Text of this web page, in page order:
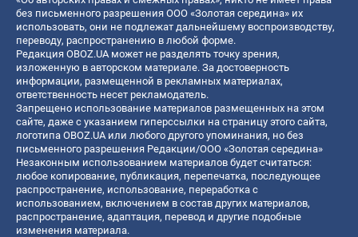
без письменного разрешения ООО «Золотая середина» их
использовать, они не подлежат дальнейшему воспроизводству,
переводу, распространению в любой форме.
Редакция OBOZ.UA может не разделять точку зрения,
изложенную в авторском материале. За достоверность
информации, размещенной в рекламных материалах,
ответственность несет рекламодатель.
Запрещено использование материалов размещенных на этом
сайте, даже с указанием гиперссылки на страницу этого сайта,
логотипа OBOZ.UA или любого другого упоминания, но без
письменного разрешения Редакции/ООО «Золотая середина»
Незаконным использованием материалов будет считаться:
любое копирование, публикация, перепечатка, последующее
распространение, использование, переработка с
использованием, включением в состав других материалов,
распространение, адаптация, перевод и другие подобные
изменения материала.